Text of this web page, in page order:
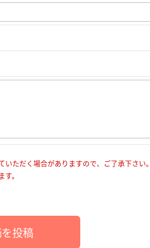
ただく場合がありますので、ご了承下さい。
。
投稿